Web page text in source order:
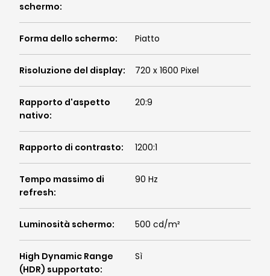
schermo:
Forma dello schermo: Piatto
Risoluzione del display: 720 x 1600 Pixel
Rapporto d'aspetto
nativo:
20:9
Rapporto di contrasto: 1200:1
Tempo massimo di
refresh:
90 Hz
Luminosità schermo: 500 cd/m²
High Dynamic Range
(HDR) supportato:
Sì